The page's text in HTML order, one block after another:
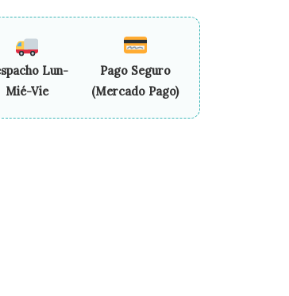
Lun-
Mié-Vie
Pago Seguro
(Mercado Pago)